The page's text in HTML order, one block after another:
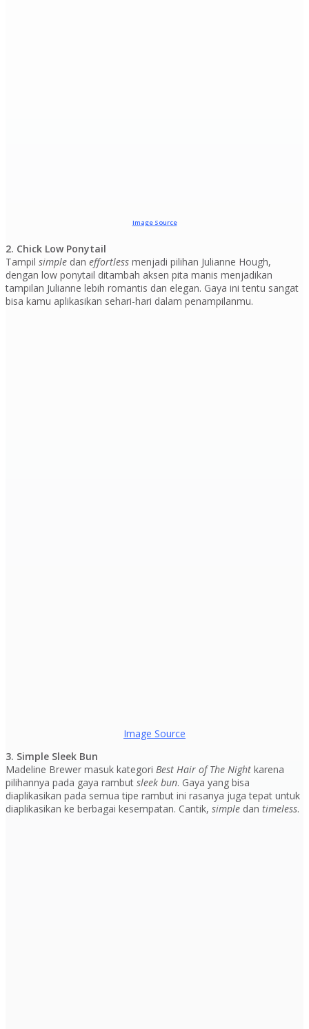
Image Source
2. Chick Low Ponytail
Tampil simple dan effortless menjadi pilihan Julianne Hough,
dengan low ponytail ditambah aksen pita manis menjadikan
tampilan Julianne lebih romantis dan elegan. Gaya ini tentu sangat
bisa kamu aplikasikan sehari-hari dalam penampilanmu.
Image Source
3. Simple Sleek Bun
Madeline Brewer masuk kategori Best Hair of The Night karena
pilihannya pada gaya rambut sleek bun. Gaya yang bisa
diaplikasikan pada semua tipe rambut ini rasanya juga tepat untuk
diaplikasikan ke berbagai kesempatan. Cantik, simple dan timeless.